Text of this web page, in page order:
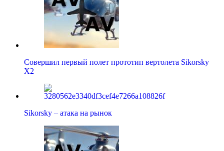
Совершил первый полет прототип вертолета Sikorsky
X2
Sikorsky – атака на рынок